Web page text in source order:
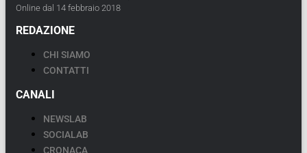
Online dal 14 febbraio 2018
REDAZIONE
CHI SIAMO
CONTATTI
CANALI
NEWSLAB
SOCIALAB
CRONACA